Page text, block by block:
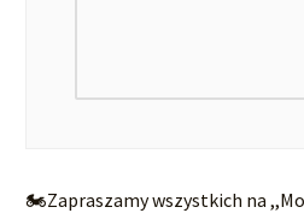
🏍️Zapraszamy wszystkich na